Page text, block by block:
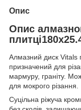
Опис
Опис
Алмазний диск Vitals
призначений для
мармуру, граніту.
для мокрого різання.
Суцільна ріжуча